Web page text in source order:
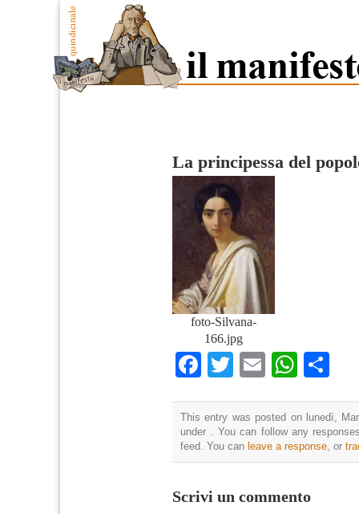
La principessa del
foto-Silvana-
166.jpg
Facebook
TwitterEmail
This entry was posted on lunedì,
under . You can follow any
feed. You can leave a response, or
Scrivi un commento